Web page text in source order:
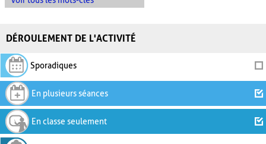
DÉROULEMENT DE L'ACTIVITÉ
Sporadiques
En plusieurs séances
En classe seulement